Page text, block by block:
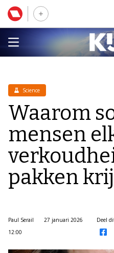
Science
Waarom
mensen
pakken
Paul Serail
27 januari 2026
12:00
Deel